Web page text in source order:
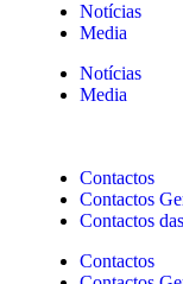
Notícias
Media
Notícias
Media
Contactos
Contactos
Contactos
Contactos